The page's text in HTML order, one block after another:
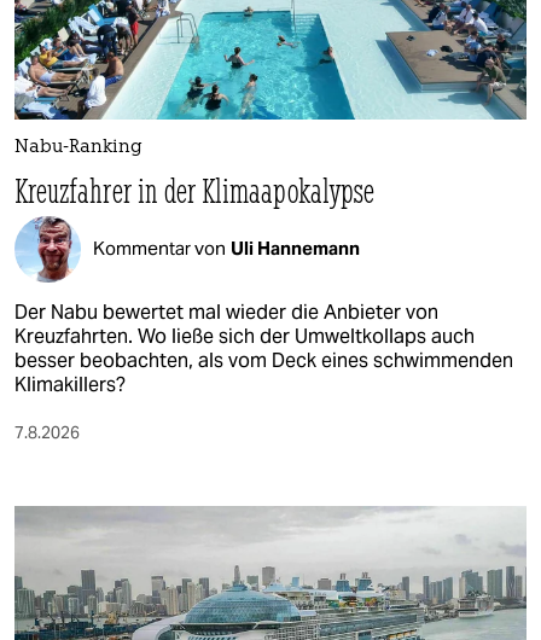
Nabu-Ranking
Kreuzfahrer in der Klimaapokalypse
Kommentar von Uli Hannemann
Der Nabu bewertet mal wieder die Anbieter von
Kreuzfahrten. Wo ließe sich der Umweltkollaps auch
besser beobachten, als vom Deck eines schwimmenden
Klimakillers?
7.8.2026